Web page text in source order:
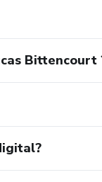
Bittencourt